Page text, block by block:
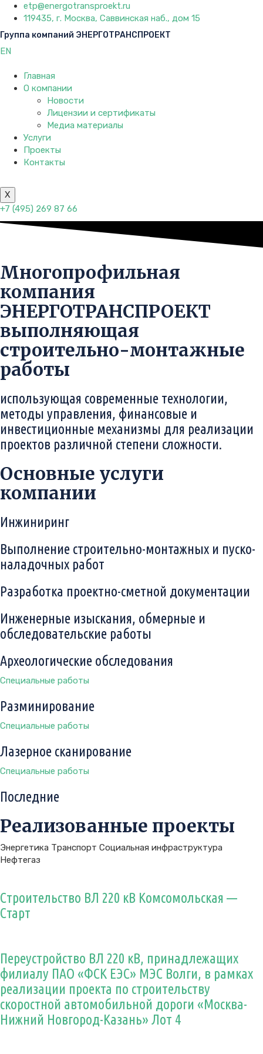
etp@energotransproekt.ru
119435, г. Москва, Саввинская наб., дом 15
Группа компаний ЭНЕРГОТРАНСПРОЕКТ
EN
Главная
О компании
Новости
Лицензии и сертификаты
Медиа материалы
Услуги
Проекты
Контакты
X
+7 (495) 269 87 66
Многопрофильная
компания
ЭНЕРГОТРАНСПРОЕКТ
выполняющая
строительно-монтажные
работы
использующая современные технологии,
методы управления, финансовые и
инвестиционные механизмы для реализации
проектов различной степени сложности.
Основные услуги
компании
Инжиниринг
Выполнение строительно-монтажных и пуско-
наладочных работ
Разработка проектно-сметной документации
Инженерные изыскания, обмерные и
обследовательские работы
Археологические обследования
Специальные работы
Разминирование
Специальные работы
Лазерное сканирование
Специальные работы
Последние
Реализованные проекты
Энергетика Транспорт Социальная инфраструктура
Нефтегаз
Строительство ВЛ 220 кВ Комсомольская —
Старт
Переустройство ВЛ 220 кВ, принадлежащих
филиалу ПАО «ФСК ЕЭС» МЭС Волги, в рамках
реализации проекта по строительству
скоростной автомобильной дороги «Москва-
Нижний Новгород-Казань» Лот 4